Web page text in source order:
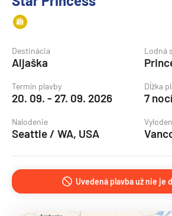
Destinácia
Aljaška
Lodná
Termín plavby
20. 09. - 27. 09. 2026
Dĺžka
7 nocí
Nalodenie
Seattle / WA, USA
Uvedená plavba už nie je